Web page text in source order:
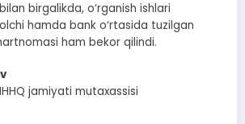
birgalikda, o‘rganish ishlari
hamda bank o‘rtasida tuzilgan
ham bekor qilindi.
jamiyati mutaxassisi